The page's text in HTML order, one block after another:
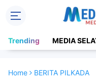
Trending MEDIA
Home BERITA PILKADA